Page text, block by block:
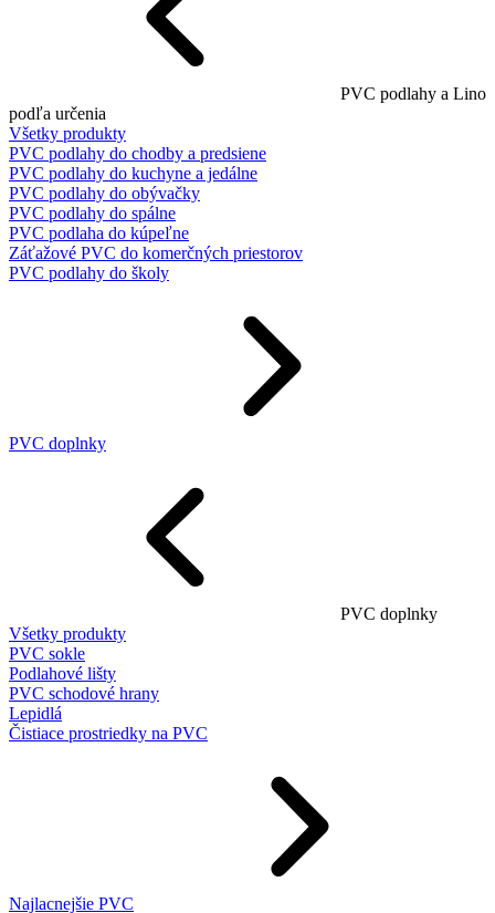
PVC podlahy a Lino
podľa určenia
Všetky produkty
PVC podlahy do chodby a predsiene
PVC podlahy do kuchyne a jedálne
PVC podlahy do obývačky
PVC podlahy do spálne
PVC podlaha do kúpeľne
Záťažové PVC do komerčných priestorov
PVC podlahy do školy
PVC doplnky
PVC doplnky
Všetky produkty
PVC sokle
Podlahové lišty
PVC schodové hrany
Lepidlá
Čistiace prostriedky na PVC
Najlacnejšie PVC